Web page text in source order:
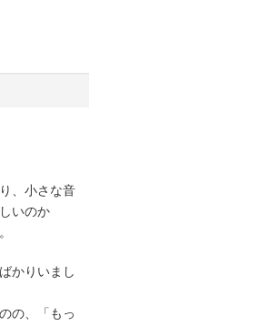
、小さな音
いのか
かりいまし
の、「もっ